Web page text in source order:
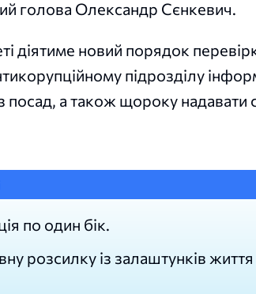
голова Олександр Сєнкевич.
діятиме новий порядок
підрозділу
а також щороку надавати
по один бік.
розсилку із залаштунків життя